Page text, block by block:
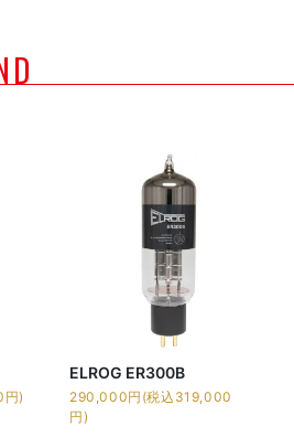
)
ELROG ER300B
290,000円(税込319,000
円)